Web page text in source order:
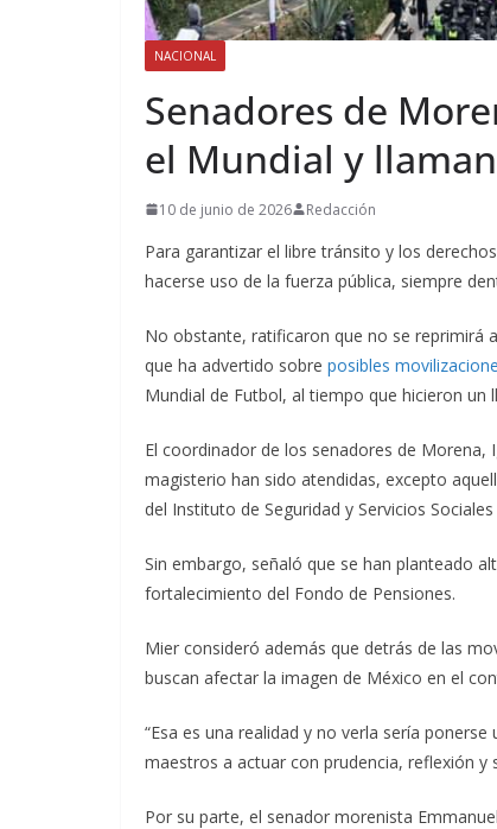
NACIONAL
Senadores de
el Mundial y
10 de junio de 2026 Redacción
Para garantizar el libre tránsito y los
hacerse uso de la fuerza pública, siempre
No obstante, ratificaron que no se reprimirá
que ha advertido sobre posibles
Mundial de Futbol, al tiempo que hicieron un
El coordinador de los senadores de
magisterio han sido atendidas, excepto
del Instituto de Seguridad y Servicios
Sin embargo, señaló que se han planteado
fortalecimiento del Fondo de Pensiones.
Mier consideró además que detrás de las
buscan afectar la imagen de México en el
“Esa es una realidad y no verla sería
maestros a actuar con prudencia, reflexión y
Por su parte, el senador morenista